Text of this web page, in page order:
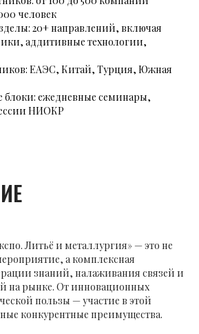
человек
20+ направлений, включая
аддитивные технологии,
ЕАЭС, Китай, Турция, Южная
блоки: ежедневные семинары,
НИОКР
Литьё и металлургия» — это не
а комплексная
знаний, налаживания связей и
на рынке. От инновационных
пользы — участие в этой
конкурентные преимущества.